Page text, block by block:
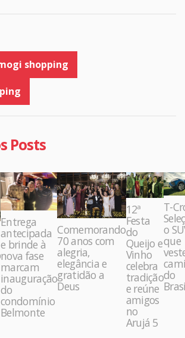
shopping
Posts
Entrega
antecipada
e brinde à
nova fase
marcam
inauguração
do
condomínio
Belmonte
Comemorando
70 anos com
alegria,
elegância e
gratidão a
Deus
12ª
Festa
do
Queijo e
Vinho
celebra
tradição
e reúne
amigos
no
Arujá 5
T-
o
que
do